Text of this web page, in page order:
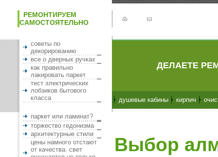
РЕМОНТИРУЕМ
САМОСТОЯТЕЛЬНО
советы по
декорированию
все о дверных ручках
как правильно
лакировать паркет
тест электрических
лобзиков бытового
класса
ДЕЛАЕТЕ
душевые кабины кирпич
паркет или ламинат?
торжество гедонизма
архитектурные стили
цены намного отстают
от качества. свет
Выбор